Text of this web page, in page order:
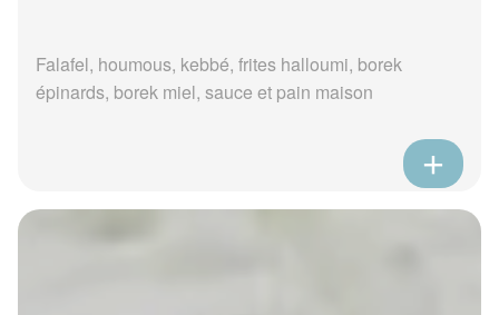
Falafel, houmous, kebbé, frites halloumi, borek
épinards, borek miel, sauce et pain maison